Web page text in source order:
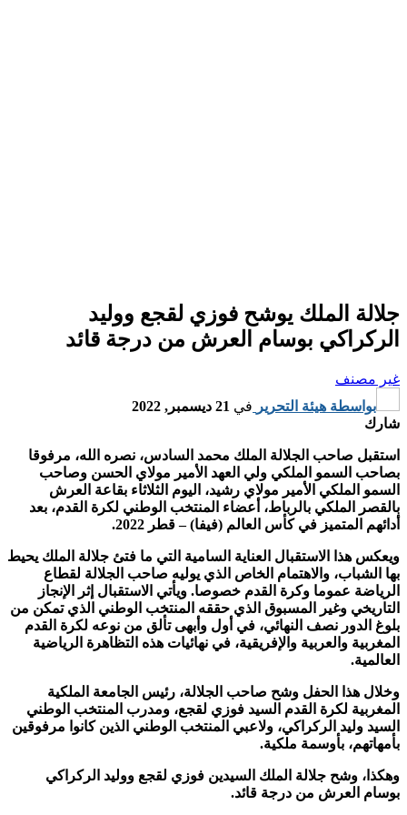
جلالة الملك يوشح فوزي لقجع ووليد
الركراكي بوسام العرش من درجة قائد
غير مصنف
بواسطة هيئة التحرير في 21 ديسمبر, 2022
شارك
استقبل صاحب الجلالة الملك محمد السادس، نصره الله، مرفوقا
بصاحب السمو الملكي ولي العهد الأمير مولاي الحسن وصاحب
السمو الملكي الأمير مولاي رشيد، اليوم الثلاثاء بقاعة العرش
بالقصر الملكي بالرباط، أعضاء المنتخب الوطني لكرة القدم، بعد
أدائهم المتميز في كأس العالم (فيفا) – قطر 2022.
ويعكس هذا الاستقبال العناية السامية التي ما فتئ جلالة الملك يحيط
بها الشباب، والاهتمام الخاص الذي يوليه صاحب الجلالة لقطاع
الرياضة عموما وكرة القدم خصوصا. ويأتي الاستقبال إثر الإنجاز
التاريخي وغير المسبوق الذي حققه المنتخب الوطني الذي تمكن من
بلوغ الدور نصف النهائي، في أول وأبهى تألق من نوعه لكرة القدم
المغربية والعربية والإفريقية، في نهائيات هذه التظاهرة الرياضية
العالمية.
وخلال هذا الحفل وشح صاحب الجلالة، رئيس الجامعة الملكية
المغربية لكرة القدم السيد فوزي لقجع، ومدرب المنتخب الوطني
السيد وليد الركراكي، ولاعبي المنتخب الوطني الذين كانوا مرفوقين
بأمهاتهم، بأوسمة ملكية.
وهكذا، وشح جلالة الملك السيدين فوزي لقجع ووليد الركراكي
بوسام العرش من درجة قائد.